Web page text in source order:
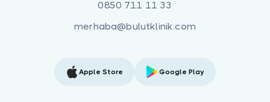
0850 711 11 33
merhaba@bulutklinik.com
Apple Store Google Play